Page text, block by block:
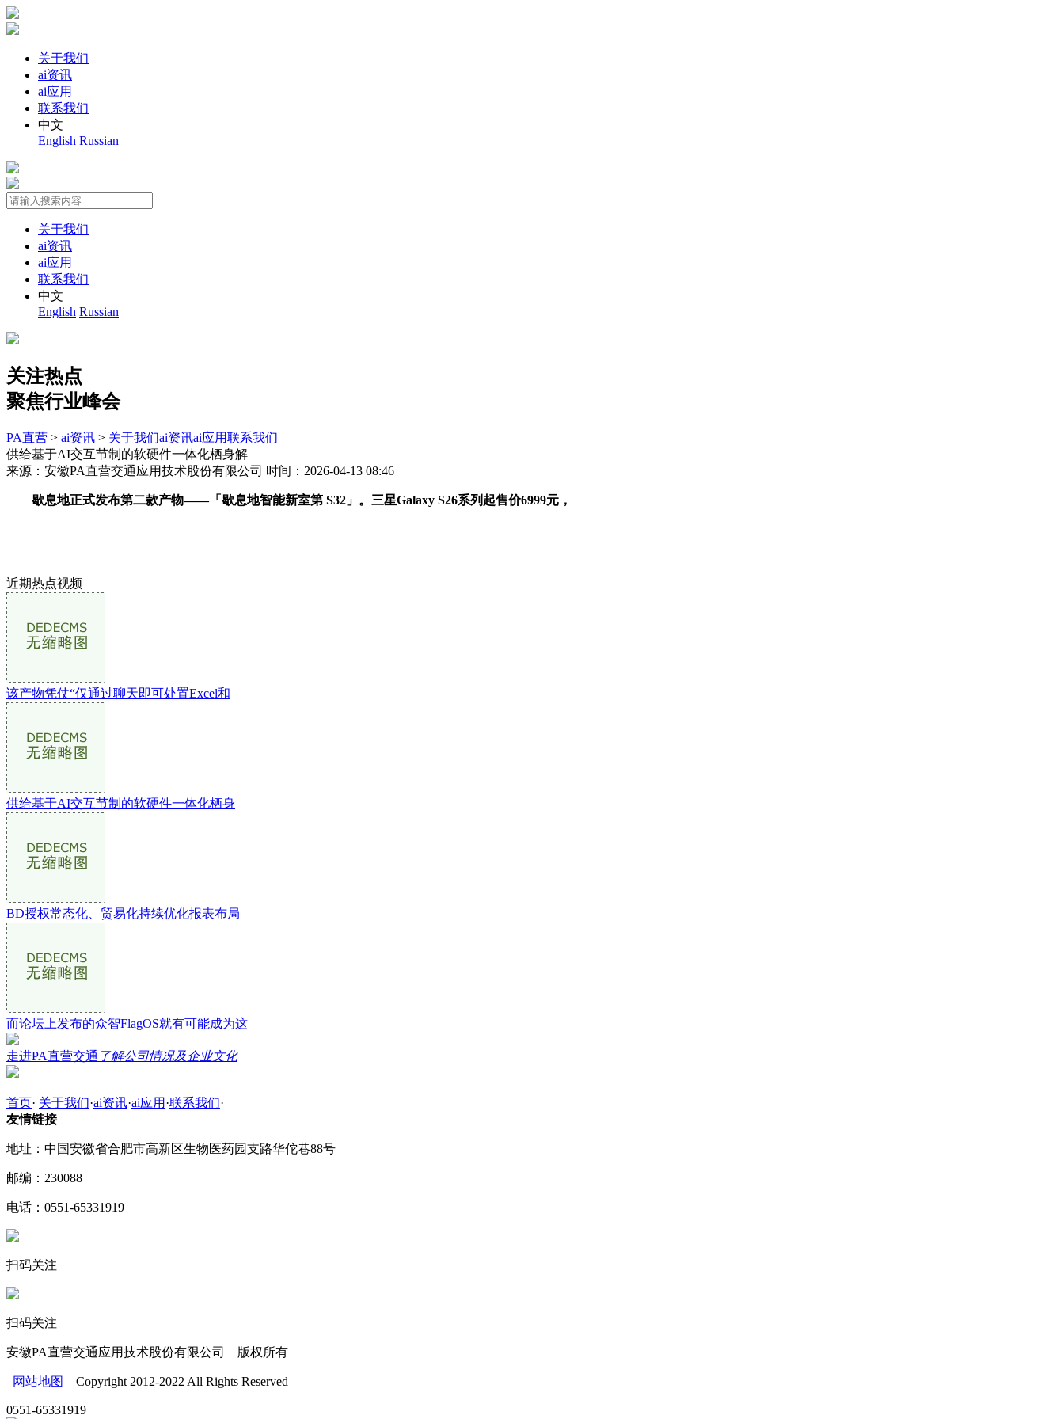
关于我们
ai资讯
ai应用
联系我们
中文
English Russian
关于我们
ai资讯
ai应用
联系我们
中文
English Russian
关注热点
聚焦行业峰会
PA直营 > ai资讯 > 关于我们ai资讯ai应用联系我们
供给基于AI交互节制的软硬件一体化栖身解
来源：安徽PA直营交通应用技术股份有限公司 时间：2026-04-13 08:46
歇息地正式发布第二款产物——「歇息地智能新室第 S32」。三星Galaxy S26系列起售价6999元，
近期热点视频
该产物凭仗“仅通过聊天即可处置Excel和
供给基于AI交互节制的软硬件一体化栖身
BD授权常态化、贸易化持续优化报表布局
而论坛上发布的众智FlagOS就有可能成为这
走进PA直营交通 了解公司情况及企业文化
首页· 关于我们·ai资讯·ai应用 ·联系我们·
友情链接
地址：中国安徽省合肥市高新区生物医药园支路华佗巷88号
邮编：230088
电话：0551-65331919
扫码关注
扫码关注
安徽PA直营交通应用技术股份有限公司 版权所有
网站地图 Copyright 2012-2022 All Rights Reserved
0551-65331919